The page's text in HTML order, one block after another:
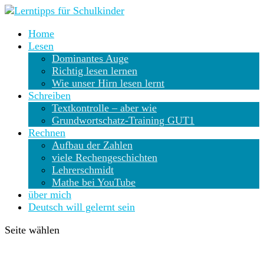
Home
Lesen
Dominantes Auge
Richtig lesen lernen
Wie unser Hirn lesen lernt
Schreiben
Textkontrolle – aber wie
Grundwortschatz-Training GUT1
Rechnen
Aufbau der Zahlen
viele Rechengeschichten
Lehrerschmidt
Mathe bei YouTube
über mich
Deutsch will gelernt sein
Seite wählen